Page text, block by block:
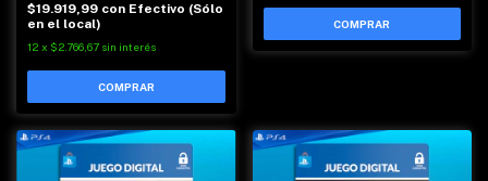
$19.919,99 con Efectivo (Sólo
en el local)
12 x $2.766,67 sin interés